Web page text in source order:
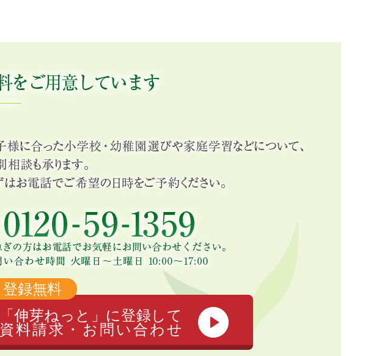
登録無料
「伸芽ねっと」に登録して
資料請求・お問い合わせ